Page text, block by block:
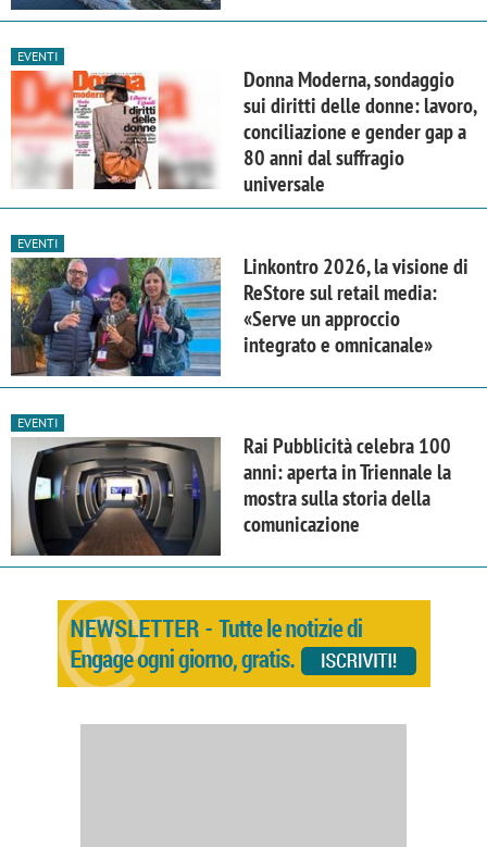
EVENTI
Donna Moderna, sondaggio
sui diritti delle donne: lavoro,
conciliazione e gender gap a
80 anni dal suffragio
universale
EVENTI
Linkontro 2026, la visione di
ReStore sul retail media:
«Serve un approccio
integrato e omnicanale»
EVENTI
Rai Pubblicità celebra 100
anni: aperta in Triennale la
mostra sulla storia della
comunicazione